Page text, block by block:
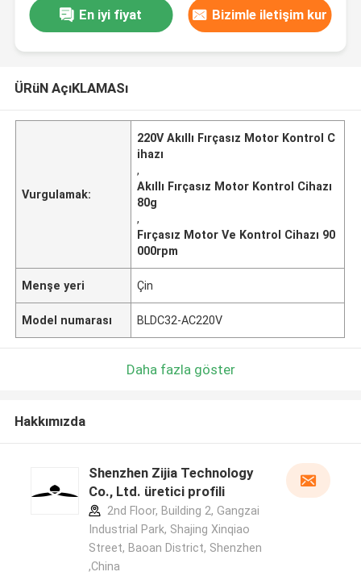
En iyi fiyat Bizimle iletişim kur
ÜRüN AçıKLAMASı
Vurgulamak:
220V Akıllı Fırçasız Motor Kontrol C
ihazı
,
Akıllı Fırçasız Motor Kontrol Cihazı
80g
,
Fırçasız Motor Ve Kontrol Cihazı 90
000rpm
Menşe yeri Çin
Model numarası BLDC32-AC220V
Daha fazla göster
Hakkımızda
Shenzhen Zijia Technology
Co., Ltd. üretici profili
2nd Floor, Building 2, Gangzai
Industrial Park, Shajing Xinqiao
Street, Baoan District, Shenzhen
,China